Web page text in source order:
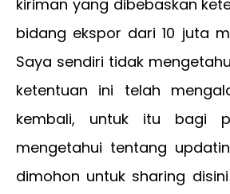
kiriman yang dibebaskan
bidang ekspor dari 10 juta
Saya sendiri tidak
ketentuan ini telah
kembali, untuk itu bagi
mengetahui tentang
dimohon untuk sharing